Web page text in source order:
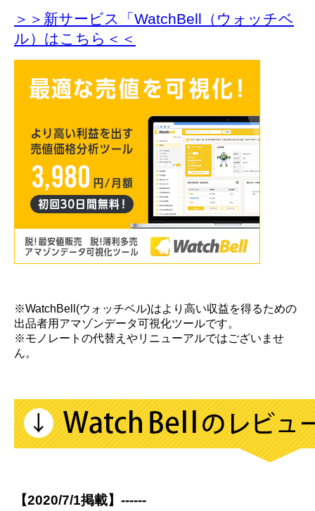
＞＞新サービス「WatchBell（ウォッチベ
ル）はこちら＜＜
※WatchBell(ウォッチベル)はより高い収益を得るための
出品者用アマゾンデータ可視化ツールです。
※モノレートの代替えやリニューアルではございませ
ん。
【2020/7/1掲載】------